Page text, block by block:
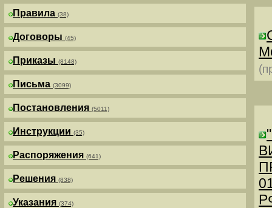
Правила (38)
Договоры (45)
Приказы (8148)
Письма (3099)
Постановления (5011)
Инструкции (35)
Распоряжения (641)
Решения (838)
Указания (374)